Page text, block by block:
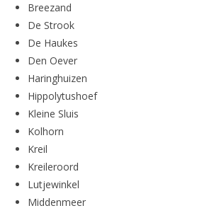
Breezand
De Strook
De Haukes
Den Oever
Haringhuizen
Hippolytushoef
Kleine Sluis
Kolhorn
Kreil
Kreileroord
Lutjewinkel
Middenmeer